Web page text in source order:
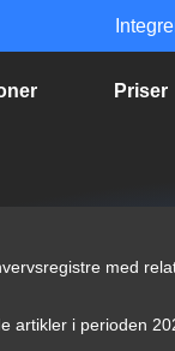
Priser
med
artikler i perioden